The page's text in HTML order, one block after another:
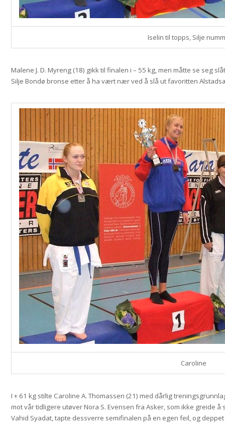
Iselin til topps, Silje
Malene J. D. Myreng (18) gikk til finalen i – 55 kg, men måtte se seg
Silje Bondø bronse etter å ha vært nær ved å slå ut favoritten
Caroline
I + 61 kg stilte Caroline A. Thomassen (21) med dårlig
mot vår tidligere utøver Nora S. Evensen fra Asker, som ikke greide
Vahid Syadat, tapte dessverre semifinalen på en egen feil, og